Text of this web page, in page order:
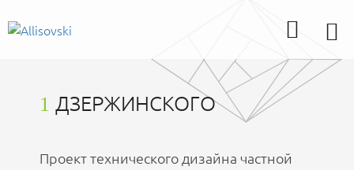
1 ДЗЕРЖИНСКОГО
Проект технического дизайна частной